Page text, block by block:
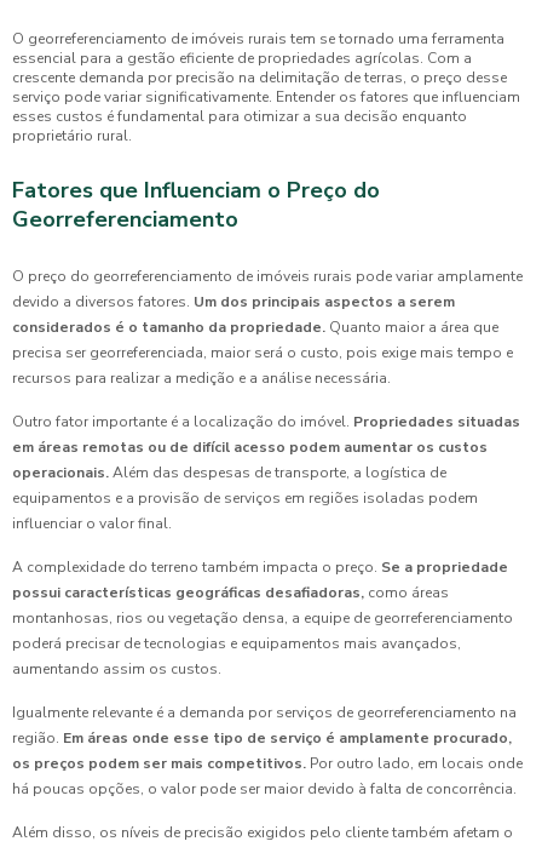
O georreferenciamento de imóveis rurais tem se tornado uma ferramenta
essencial para a gestão eficiente de propriedades agrícolas. Com a
crescente demanda por precisão na delimitação de terras, o preço desse
serviço pode variar significativamente. Entender os fatores que influenciam
esses custos é fundamental para otimizar a sua decisão enquanto
proprietário rural.
Fatores que Influenciam o Preço do
Georreferenciamento
O preço do georreferenciamento de imóveis rurais pode variar amplamente
devido a diversos fatores. Um dos principais aspectos a serem
considerados é o tamanho da propriedade. Quanto maior a área que
precisa ser georreferenciada, maior será o custo, pois exige mais tempo e
recursos para realizar a medição e a análise necessária.
Outro fator importante é a localização do imóvel. Propriedades situadas
em áreas remotas ou de difícil acesso podem aumentar os custos
operacionais.Além das despesas de transporte, a logística de
equipamentos e a provisão de serviços em regiões isoladas podem
influenciar o valor final.
A complexidade do terreno também impacta o preço. Se a propriedade
possui características geográficas desafiadoras, como áreas
montanhosas, rios ou vegetação densa, a equipe de georreferenciamento
poderá precisar de tecnologias e equipamentos mais avançados,
aumentando assim os custos.
Igualmente relevante é a demanda por serviços de georreferenciamento na
região. Em áreas onde esse tipo de serviço é amplamente procurado,
os preços podem ser mais competitivos. Por outro lado, em locais onde
há poucas opções, o valor pode ser maior devido à falta de concorrência.
Além disso, os níveis de precisão exigidos pelo cliente também afetam o